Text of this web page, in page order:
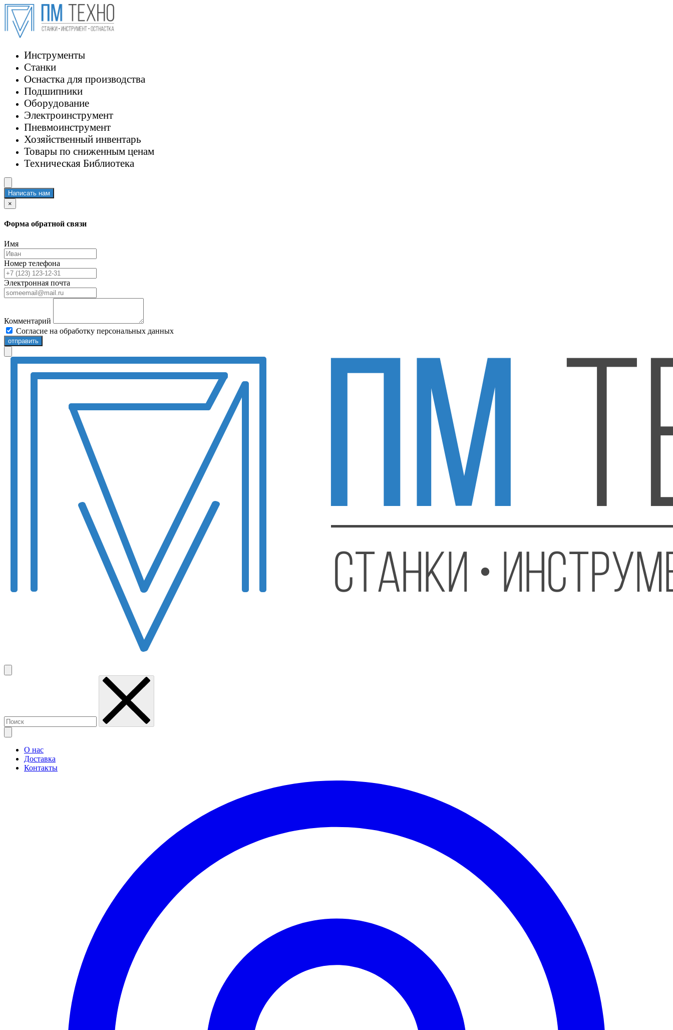
Инструменты
Станки
Оснастка для производства
Подшипники
Оборудование
Электроинструмент
Пневмоинструмент
Хозяйственный инвентарь
Товары по сниженным ценам
Техническая Библиотека
Написать нам
×
Форма обратной связи
Имя
Номер телефона
Электронная почта
Комментарий
Согласие на обработку персональных данных
отправить
О нас
Доставка
Контакты